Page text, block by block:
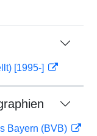
[1995-]
Bayern (BVB)